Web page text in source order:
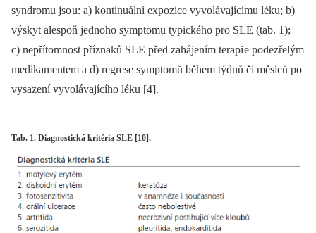
syndromu jso u: a) kontinuální expozice vyvolávajícímu léku; b)
výskyt alespoň jednoho symptomu typického pro SLE (tab. 1);
c) nepřítomnost příznaků SLE před zahájením terapi e podezřelým
medikamentem a d) regrese symptomů během týdnů či měsíců po
vysazení vyvolávajícího léku [4].
Tab. 1. Diagnostická kritéria SLE [10].